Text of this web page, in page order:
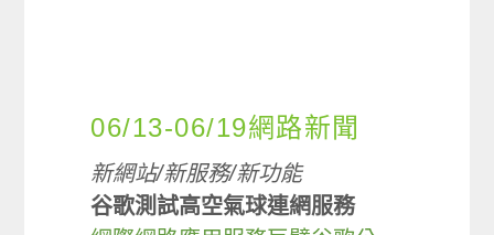
06/13-06/19網路新聞
新網站/新服務/新功能
谷歌測試高空氣球連網服務